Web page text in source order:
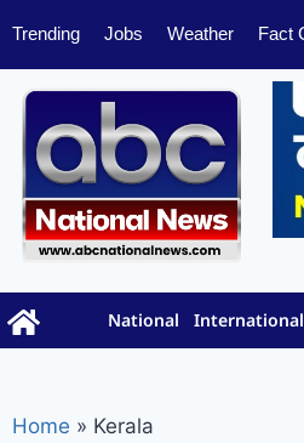
Trending Jobs Weather Fact
National International
Home » Kerala